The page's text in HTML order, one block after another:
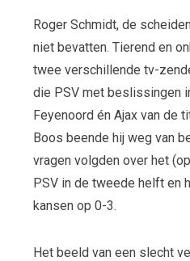
Roger Schmidt, de
niet bevatten. Tierend en
twee verschillende tv-
die PSV met beslissingen
Feyenoord én Ajax van de
Boos beende hij weg van
vragen volgden over het
PSV in de tweede helft en
kansen op 0-3.
Het beeld van een slecht